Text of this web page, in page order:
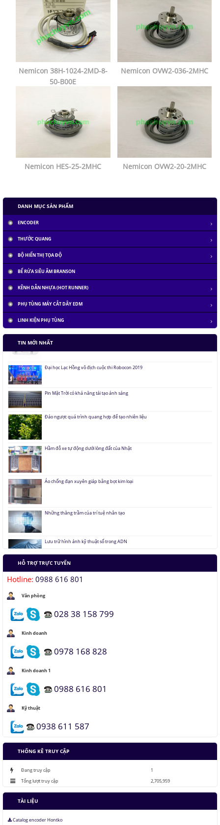
Nemicon 38H-1024-2MD-8-
50-B00E
Nemicon OVW2-036-2MHC
Nemicon HES-25-2MHC Nemicon OVW2-20-2MHC
DANH MỤC SẢN PHẨM
ENCODER
THƯỚC QUANG
BỘ HIỂN THỊ TỌA ĐỘ
BỂ RỬA SIÊU ÂM BRANSON
KÊNH DẪN NHỰA (HOT RUNNER)
PHỤ TÙNG MÁY CẮT DÂY EDM
LINH KIỆN PHỤ TÙNG
TIN MỚI NHẤT
Tàu siêu tốc chạy liên thành phố tốc độ 1.000 km/h
Đại học Lạc Hồng vô địch cuộc thi Robocon 2019
Áo chống đạn xuyên giáp bằng bọt kim loại
Những thăng trầm của trí tuệ nhân tạo
Lưu trữ hình ảnh kỹ thuật số trong ADN
HỖ TRỢ TRỰC TUYẾN
Hotline: 0988 616 801
Văn phòng
028 38 158 799
Kinh doanh
0978 168 828
Kinh doanh 1
0988 616 801
Kỹ thuật
0938 611 587
THỐNG KÊ TRUY CẬP
Đang truy cập
1
Tổng lượt truy cập
2,705,959
TÀI LIỆU
Catalog encoder Hontko